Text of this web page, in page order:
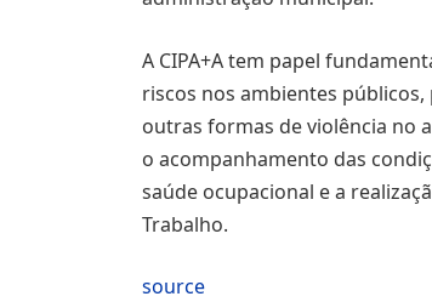
A CIPA+A tem papel
riscos nos ambientes
outras formas de violência no
o acompanhamento das
saúde ocupacional e a
Trabalho.
source